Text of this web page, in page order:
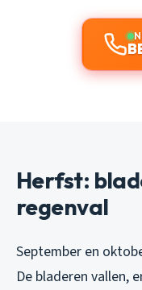
Herfst:
regenval
September en
De bladeren vallen,